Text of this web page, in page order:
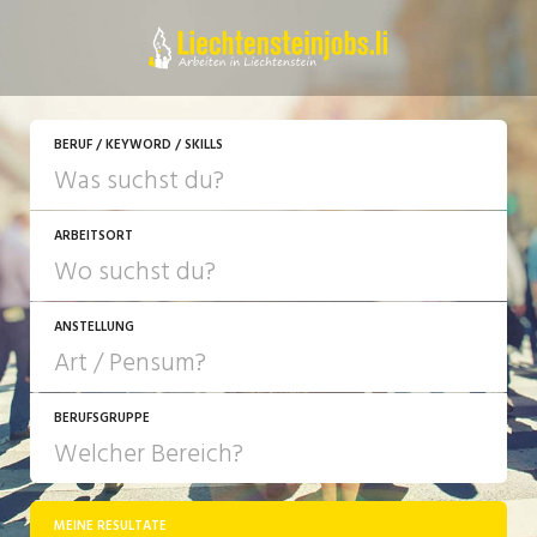
BERUF / KEYWORD / SKILLS
ARBEITSORT
ANSTELLUNG
JOB-TYP
Festanstellung
BERUFSGRUPPE
MEINE RESULTATE
JETZT BEWERBEN